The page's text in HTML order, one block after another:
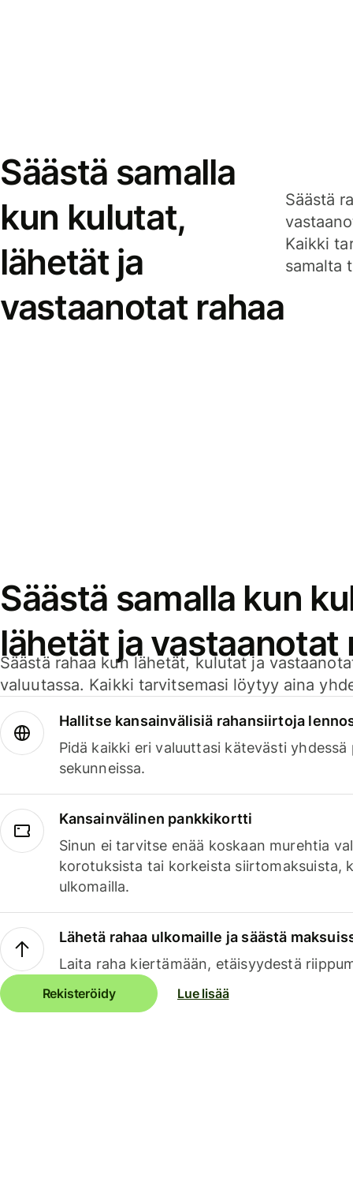
Säästä samalla
kun kulutat,
lähetät ja
vastaanotat rahaa
Säästä
Kaikki
samalta
Säästä samalla kun
lähetät ja vastaanotat
Säästä rahaa kun lähetät, kulutat ja
valuutassa. Kaikki tarvitsemasi löytyy aina
Hallitse kansainvälisiä rahansiirtoja
Pidä kaikki eri valuuttasi kätevästi yhdessä
sekunneissa.
Kansainvälinen pankkikortti
Sinun ei tarvitse enää koskaan murehtia
korotuksista tai korkeista siirtomaksuista,
ulkomailla.
Lähetä rahaa ulkomaille ja säästä
Laita raha kiertämään, etäisyydestä
Rekisteröidy Lue lisää